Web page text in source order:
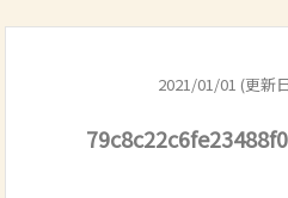
2021/01/01 (更新